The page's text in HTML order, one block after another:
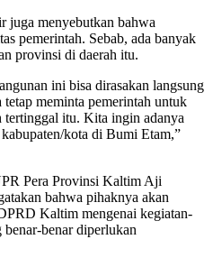
juga menyebutkan bahwa
pemerintah. Sebab, ada banyak
provinsi di daerah itu.
ini bisa dirasakan langsung
tetap meminta pemerintah untuk
tertinggal itu. Kita ingin adanya
kota di Bumi Etam,”
Pera Provinsi Kaltim Aji
bahwa pihaknya akan
Kaltim mengenai kegiatan-
benar-benar diperlukan